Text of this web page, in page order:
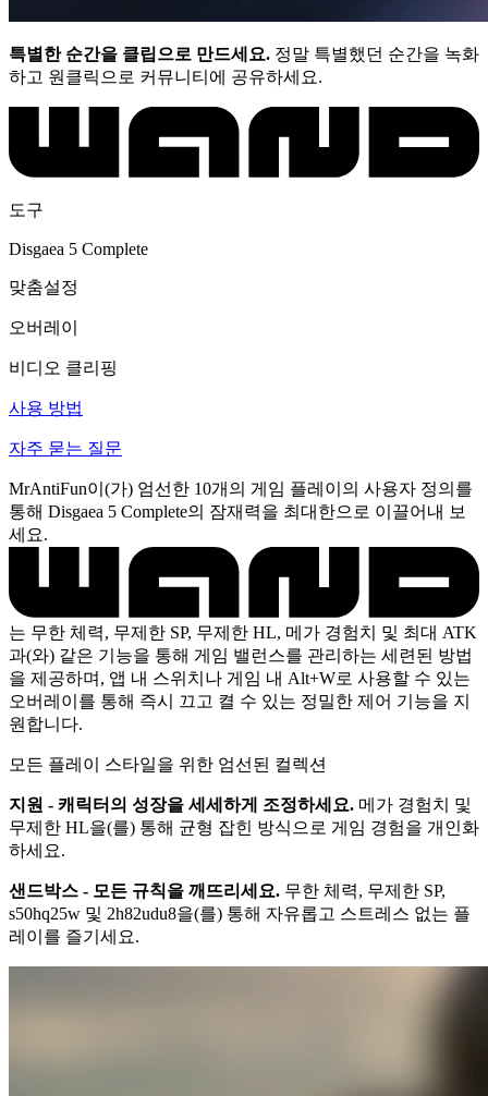
특별한 순간을 클립으로 만드세요. 정말 특별했던 순간을 녹화
하고 원클릭으로 커뮤니티에 공유하세요.
도구
Disgaea 5 Complete
맞춤설정
오버레이
비디오 클리핑
사용 방법
자주 묻는 질문
MrAntiFun이(가) 엄선한 10개의 게임 플레이의 사용자 정의를
통해 Disgaea 5 Complete의 잠재력을 최대한으로 이끌어내 보
세요.
는 무한 체력, 무제한 SP, 무제한 HL, 메가 경험치 및 최대 ATK
과(와) 같은 기능을 통해 게임 밸런스를 관리하는 세련된 방법
을 제공하며, 앱 내 스위치나 게임 내 Alt+W로 사용할 수 있는
오버레이를 통해 즉시 끄고 켤 수 있는 정밀한 제어 기능을 지
원합니다.
모든 플레이 스타일을 위한 엄선된 컬렉션
지원 - 캐릭터의 성장을 세세하게 조정하세요. 메가 경험치 및
무제한 HL을(를) 통해 균형 잡힌 방식으로 게임 경험을 개인화
하세요.
샌드박스 - 모든 규칙을 깨뜨리세요. 무한 체력, 무제한 SP,
s50hq25w 및 2h82udu8을(를) 통해 자유롭고 스트레스 없는 플
레이를 즐기세요.